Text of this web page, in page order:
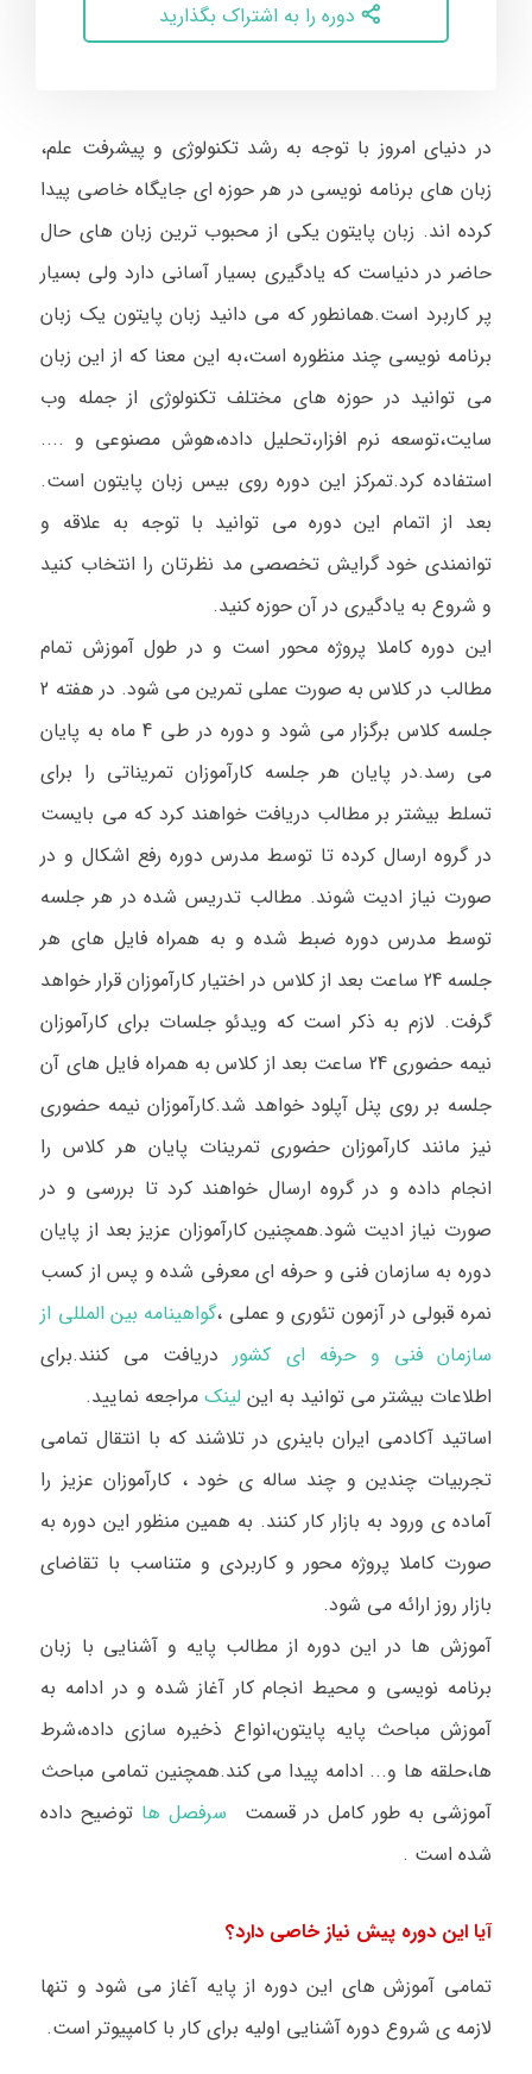
در دنیای امروز با توجه به رشد تکنولوژی و پیشرفت علم،
زبان های برنامه نویسی در هر حوزه ای جایگاه خاصی پیدا
کرده اند. زبان پایتون یکی از محبوب ترین زبان های حال
حاضر در دنیاست که یادگیری بسیار آسانی دارد ولی بسیار
پر کاربرد است.همانطور که می دانید زبان پایتون یک زبان
برنامه نویسی چند منظوره است،به این معنا که از این زبان
می توانید در حوزه های مختلف تکنولوژی از جمله وب
سایت،توسعه نرم افزار،تحلیل داده،هوش مصنوعی و ....
استفاده کرد.تمرکز این دوره روی بیس زبان پایتون است.
بعد از اتمام این دوره می توانید با توجه به علاقه و
توانمندی خود گرایش تخصصی مد نظرتان را انتخاب کنید
و شروع به یادگیری در آن حوزه کنید.
این دوره کاملا پروژه محور است و در طول آموزش تمام
مطالب در کلاس به صورت عملی تمرین می شود. در هفته 2
جلسه کلاس برگزار می شود و دوره در طی 4 ماه به پایان
می رسد.در پایان هر جلسه کارآموزان تمریناتی را برای
تسلط بیشتر بر مطالب دریافت خواهند کرد که می بایست
در گروه ارسال کرده تا توسط مدرس دوره رفع اشکال و در
صورت نیاز ادیت شوند. مطالب تدریس شده در هر جلسه
توسط مدرس دوره ضبط شده و به همراه فایل های هر
جلسه 24 ساعت بعد از کلاس در اختیار کارآموزان قرار خواهد
گرفت. لازم به ذکر است که ویدئو جلسات برای کارآموزان
نیمه حضوری 24 ساعت بعد از کلاس به همراه فایل های آن
جلسه بر روی پنل آپلود خواهد شد.کارآموزان نیمه حضوری
نیز مانند کارآموزان حضوری تمرینات پایان هر کلاس را
انجام داده و در گروه ارسال خواهند کرد تا بررسی و در
صورت نیاز ادیت شود.همچنین کارآموزان عزیز بعد از پایان
دوره به سازمان فنی و حرفه ای معرفی شده و پس از کسب
نمره قبولی در آزمون تئوری و عملی ،گواهینامه بین المللی از
سازمان فنی و حرفه ای کشوردریافت می کنند.برای
اطلاعات بیشتر می توانید به این لینک مراجعه نمایید.
اساتید آکادمی ایران باینری در تلاشند که با انتقال تمامی
تجربیات چندین و چند ساله ی خود ، کارآموزان عزیز را
آماده ی ورود به بازار کار کنند. به همین منظور این دوره به
صورت کاملا پروژه محور و کاربردی و متناسب با تقاضای
بازار روز ارائه می شود.
آموزش ها در این دوره از مطالب پایه و آشنایی با زبان
برنامه نویسی و محیط انجام کار آغاز شده و در ادامه به
آموزش مباحث پایه پایتون،انواع ذخیره سازی داده،شرط
ها،حلقه ها و... ادامه پیدا می کند.همچنین تمامی مباحث
آموزشی به طور کامل در قسمت سرفصل ها توضیح داده
شده است .
آیا این دوره پیش نیاز خاصی دارد؟
تمامی آموزش های این دوره از پایه آغاز می شود و تنها
لازمه ی شروع دوره آشنایی اولیه برای کار با کامپیوتر است.
دوره را به اشتراک بگذارید